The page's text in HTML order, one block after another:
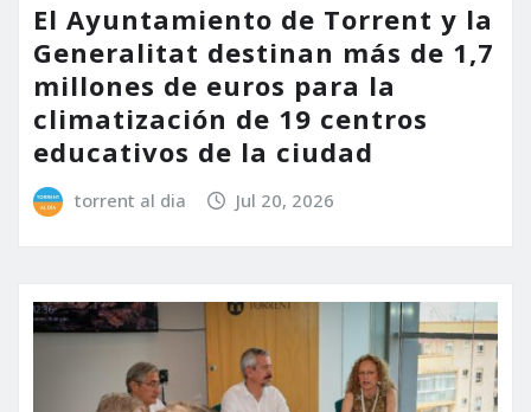
El Ayuntamiento de Torrent y la
Generalitat destinan más de 1,7
millones de euros para la
climatización de 19 centros
educativos de la ciudad
torrent al dia Jul 20, 2026